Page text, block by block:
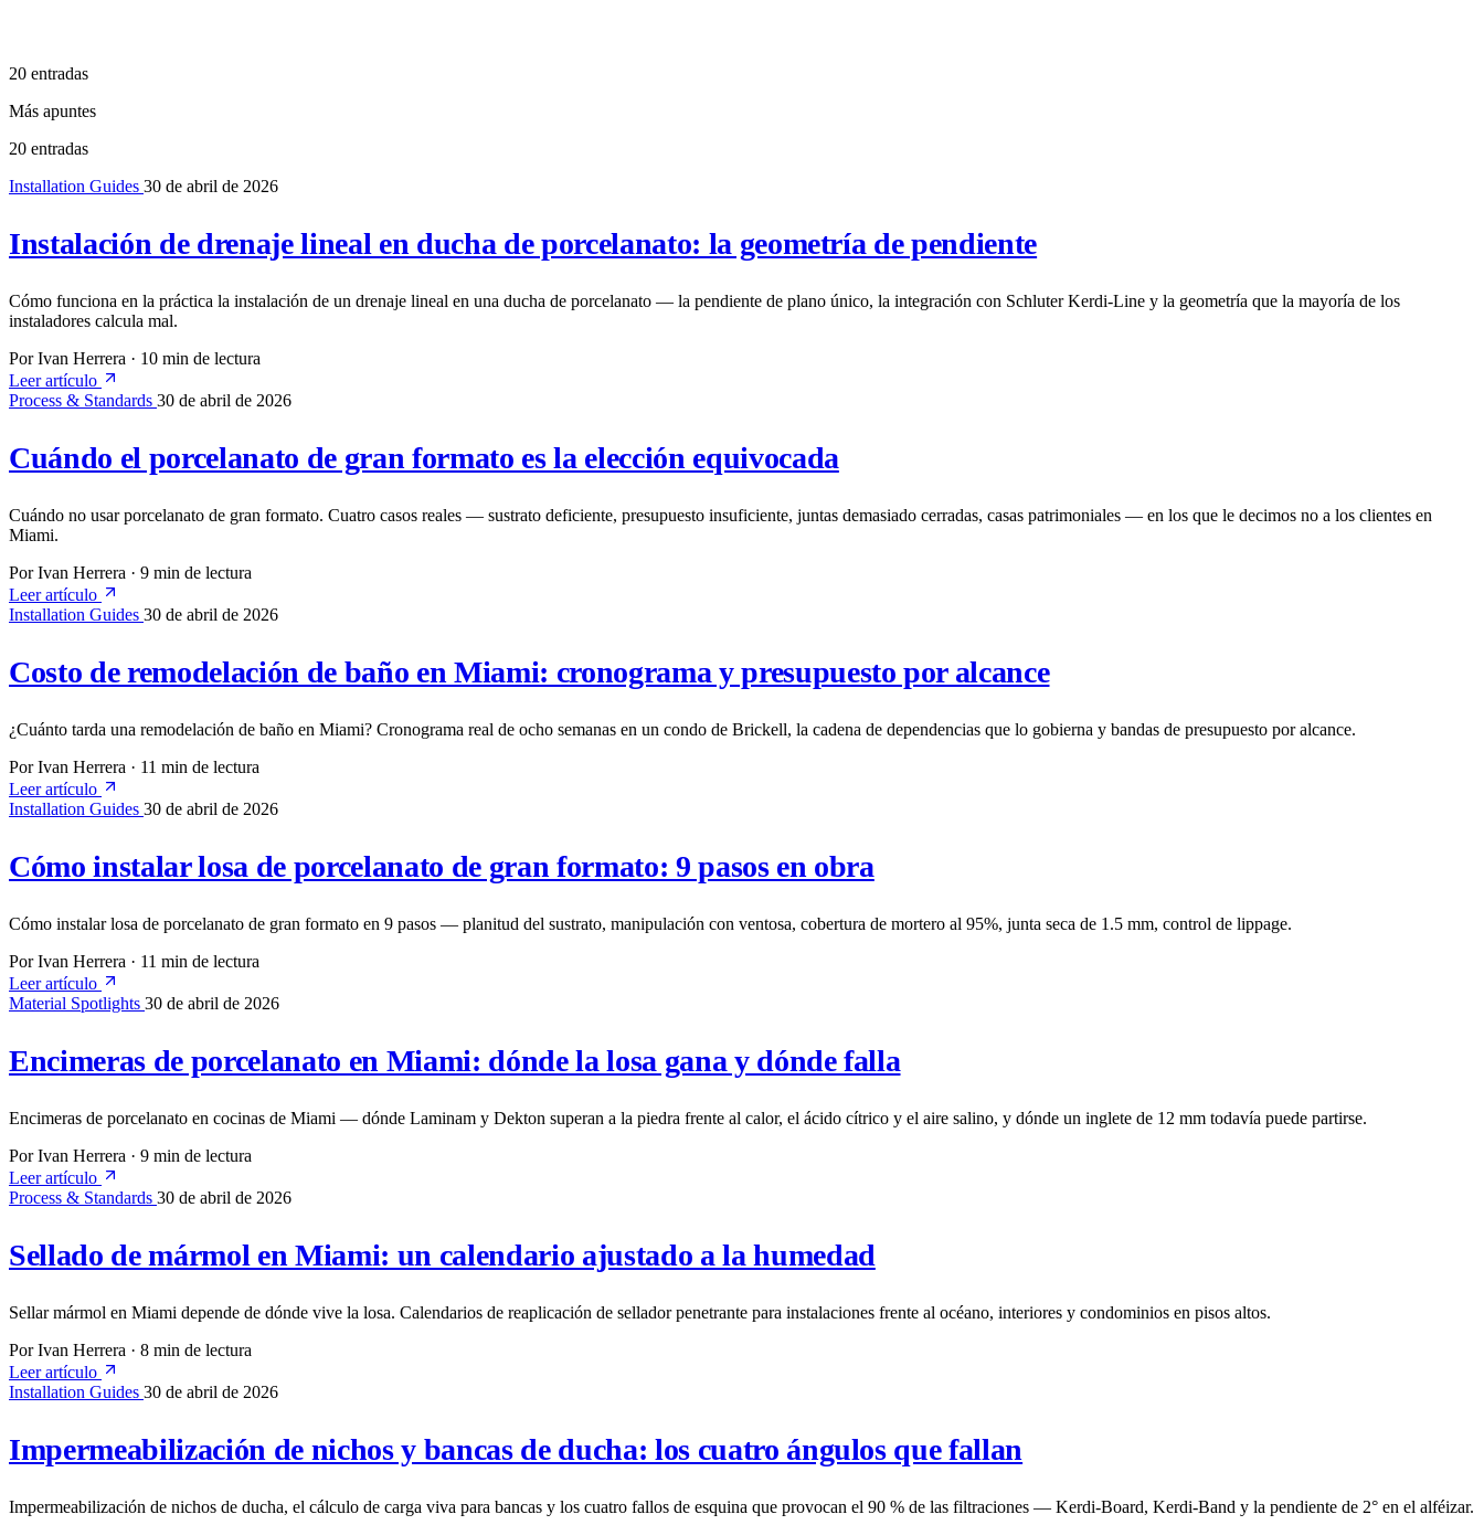
20 entradas
Más apuntes
20 entradas
Installation Guides 30 de abril de 2026
Instalación de drenaje lineal en ducha de porcelanato: la geometría de pendiente
Cómo funciona en la práctica la instalación de un drenaje lineal en una ducha de porcelanato — la pendiente de plano único, la integración con Schluter Kerdi-Line y la geometría que la mayoría de los
instaladores calcula mal.
Por Ivan Herrera · 10 min de lectura
Leer artículo
Process & Standards 30 de abril de 2026
Cuándo el porcelanato de gran formato es la elección equivocada
Cuándo no usar porcelanato de gran formato. Cuatro casos reales — sustrato deficiente, presupuesto insuficiente, juntas demasiado cerradas, casas patrimoniales — en los que le decimos no a los clientes en
Miami.
Por Ivan Herrera · 9 min de lectura
Leer artículo
Installation Guides 30 de abril de 2026
Costo de remodelación de baño en Miami: cronograma y presupuesto por alcance
¿Cuánto tarda una remodelación de baño en Miami? Cronograma real de ocho semanas en un condo de Brickell, la cadena de dependencias que lo gobierna y bandas de presupuesto por alcance.
Por Ivan Herrera · 11 min de lectura
Leer artículo
Installation Guides 30 de abril de 2026
Cómo instalar losa de porcelanato de gran formato: 9 pasos en obra
Cómo instalar losa de porcelanato de gran formato en 9 pasos — planitud del sustrato, manipulación con ventosa, cobertura de mortero al 95%, junta seca de 1.5 mm, control de lippage.
Por Ivan Herrera · 11 min de lectura
Leer artículo
Material Spotlights 30 de abril de 2026
Encimeras de porcelanato en Miami: dónde la losa gana y dónde falla
Encimeras de porcelanato en cocinas de Miami — dónde Laminam y Dekton superan a la piedra frente al calor, el ácido cítrico y el aire salino, y dónde un inglete de 12 mm todavía puede partirse.
Por Ivan Herrera · 9 min de lectura
Leer artículo
Process & Standards 30 de abril de 2026
Sellado de mármol en Miami: un calendario ajustado a la humedad
Sellar mármol en Miami depende de dónde vive la losa. Calendarios de reaplicación de sellador penetrante para instalaciones frente al océano, interiores y condominios en pisos altos.
Por Ivan Herrera · 8 min de lectura
Leer artículo
Installation Guides 30 de abril de 2026
Impermeabilización de nichos y bancas de ducha: los cuatro ángulos que fallan
Impermeabilización de nichos de ducha, el cálculo de carga viva para bancas y los cuatro fallos de esquina que provocan el 90 % de las filtraciones — Kerdi-Board, Kerdi-Band y la pendiente de 2° en el alféizar.